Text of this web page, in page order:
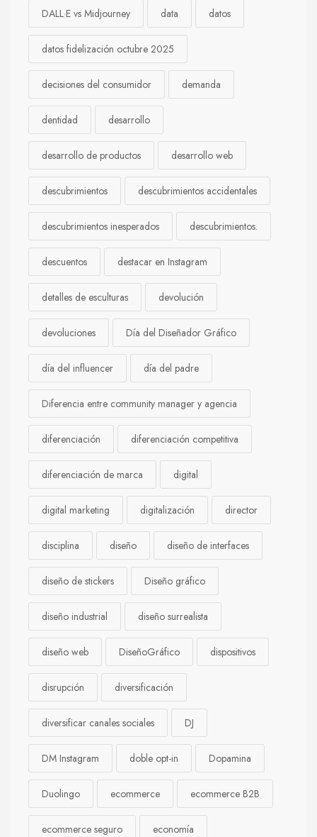
DALL·E vs Midjourney data datos
datos fidelización octubre 2025
decisiones del consumidor demanda
dentidad desarrollo
desarrollo de productos desarrollo web
descubrimientos descubrimientos accidentales
descubrimientos inesperados descubrimientos.
descuentos destacar en Instagram
detalles de esculturas devolución
devoluciones Día del Diseñador Gráfico
día del influencer día del padre
Diferencia entre community manager y agencia
diferenciación diferenciación competitiva
diferenciación de marca digital
digital marketing digitalización director
disciplina diseño diseño de interfaces
diseño de stickers Diseño gráfico
diseño industrial diseño surrealista
diseño web DiseñoGráfico dispositivos
disrupción diversificación
diversificar canales sociales DJ
DM Instagram doble opt-in Dopamina
Duolingo ecommerce ecommerce B2B
ecommerce seguro economía